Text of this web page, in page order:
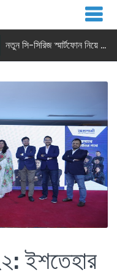
নতুন সি-সিরিজ স্মার্টফোন নিয়ে আসছে রিয়েলমি
ইশতেহার